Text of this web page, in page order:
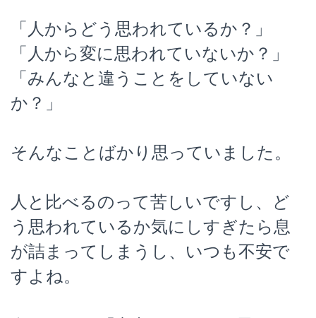
「人からどう思われているか？」
「人から変に思われていないか？」
「みんなと違うことをしていない
か？」
そんなことばかり思っていました。
人と比べるのって苦しいですし、ど
う思われているか気にしすぎたら息
が詰まってしまうし、いつも不安で
すよね。